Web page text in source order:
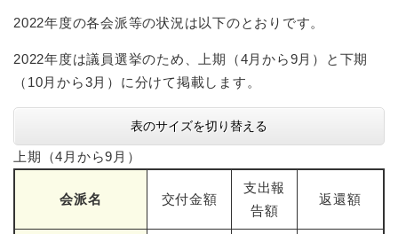
2022年度の各会派等の状況は以下のとおりです。
2022年度は議員選挙のため、上期（4月から9月）と下期
（10月から3月）に分けて掲載します。
表のサイズを切り替える
上期（4月から9月）
会派名 交付金額
支出報
告額
返還額